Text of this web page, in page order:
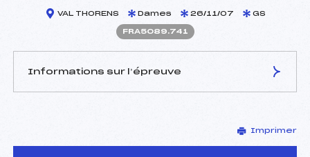
VAL THORENS Dames 26/11/07 GS
FRA5089.741
Informations sur l’épreuve
MAISON SILVANO (ITA)
Arbitre :
DEFLORIAN PAOLO (ITA)
Imprimer